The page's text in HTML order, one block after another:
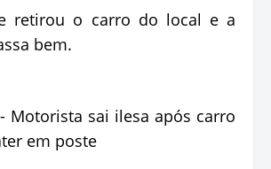
retirou o carro do local e a
bem.